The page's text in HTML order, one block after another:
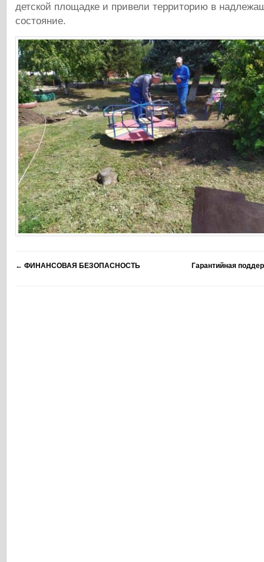
детской площадке и привели территорию в
состояние.
← ФИНАНСОВАЯ БЕЗОПАСНОСТЬ Гарантийная